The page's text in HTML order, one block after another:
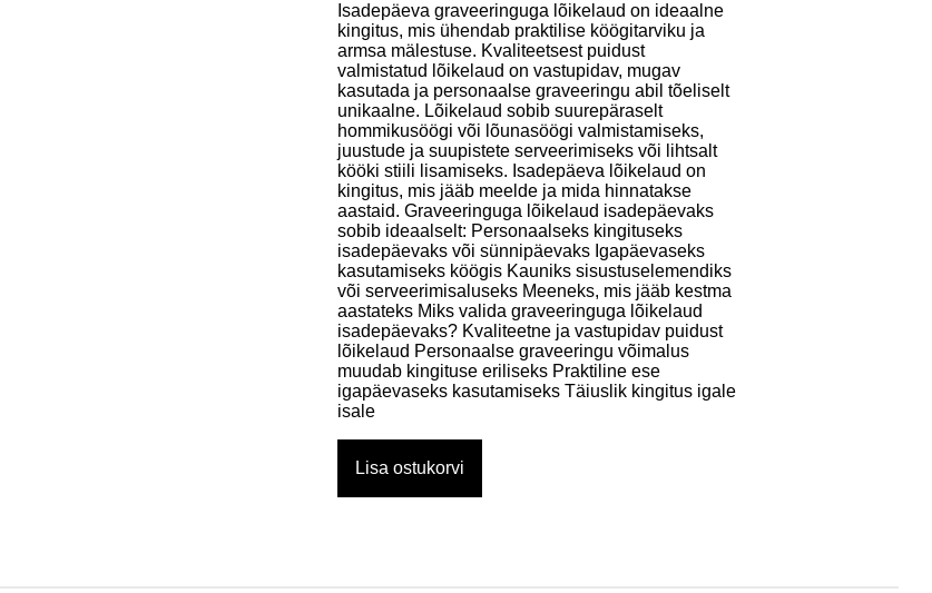
Isadepäeva graveeringuga lõikelaud on ideaalne
kingitus, mis ühendab praktilise köögitarviku ja
armsa mälestuse. Kvaliteetsest puidust
valmistatud lõikelaud on vastupidav, mugav
kasutada ja personaalse graveeringu abil tõeliselt
unikaalne. Lõikelaud sobib suurepäraselt
hommikusöögi või lõunasöögi valmistamiseks,
juustude ja suupistete serveerimiseks või lihtsalt
kööki stiili lisamiseks. Isadepäeva lõikelaud on
kingitus, mis jääb meelde ja mida hinnatakse
aastaid. Graveeringuga lõikelaud isadepäevaks
sobib ideaalselt: Personaalseks kingituseks
isadepäevaks või sünnipäevaks Igapäevaseks
kasutamiseks köögis Kauniks sisustuselemendiks
või serveerimisaluseks Meeneks, mis jääb kestma
aastateks Miks valida graveeringuga lõikelaud
isadepäevaks? Kvaliteetne ja vastupidav puidust
lõikelaud Personaalse graveeringu võimalus
muudab kingituse eriliseks Praktiline ese
igapäevaseks kasutamiseks Täiuslik kingitus igale
isale
Lisa ostukorvi